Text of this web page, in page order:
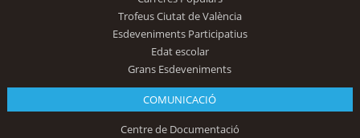
Trofeus Ciutat de València
Esdeveniments Participatius
Edat escolar
Grans Esdeveniments
COMUNICACIÓ
Centre de Documentació